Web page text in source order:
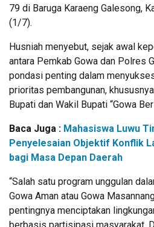
79 di Baruga Karaeng Galesong,
(1/7).
Husniah menyebut, sejak awal
antara Pemkab Gowa dan Polres
pondasi penting dalam
prioritas pembangunan,
Bupati dan Wakil Bupati “Gowa
Baca Juga : Mahasiswa Luwu
Penyelesaian Objektif Konflik
bagi Masa Depan Daerah
“Salah satu program unggulan
Gowa Aman atau Gowa
pentingnya menciptakan
berbasis partisipasi masyarakat.